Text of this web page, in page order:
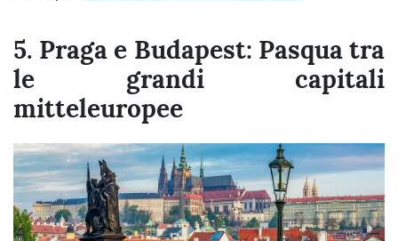
5. Praga e Budapest: Pasqua tra
le grandi capitali
mitteleuropee